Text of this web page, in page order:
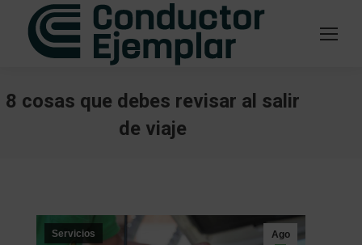
8 cosas que debes revisar al salir
de viaje
Ago
Servicios